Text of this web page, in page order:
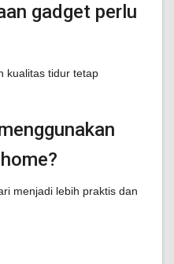
gadget perlu
kualitas tidur tetap
menjadi lebih praktis dan